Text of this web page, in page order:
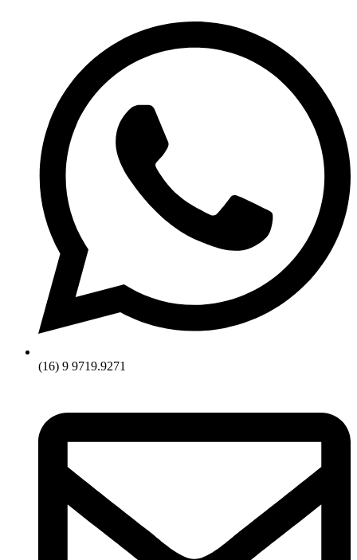
(16) 9 9719.9271